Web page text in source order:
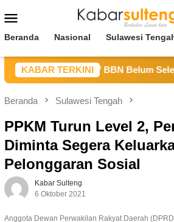
ke
Mobile
Beranda Nasional Sulawesi
KABAR TERKINI
Sulteng Sebut CV BBN Belum
Beranda Sulawesi Tengah
PPKM Turun Level 2,
Diminta Segera
Pelonggaran Sosial
Kabar Sulteng
6 Oktober 2021
Anggota Dewan Perwakilan Rakyat Daerah